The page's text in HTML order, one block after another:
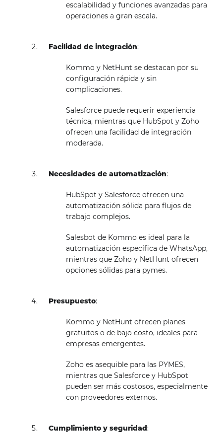
escalabilidad y funciones avanzadas para
operaciones a gran escala.
Facilidad de integración:
Kommo y NetHunt se destacan por su
configuración rápida y sin
complicaciones.
Salesforce puede requerir experiencia
técnica, mientras que HubSpot y Zoho
ofrecen una facilidad de integración
moderada.
Necesidades de automatización:
HubSpot y Salesforce ofrecen una
automatización sólida para flujos de
trabajo complejos.
Salesbot de Kommo es ideal para la
automatización específica de WhatsApp,
mientras que Zoho y NetHunt ofrecen
opciones sólidas para pymes.
Presupuesto:
Kommo y NetHunt ofrecen planes
gratuitos o de bajo costo, ideales para
empresas emergentes.
Zoho es asequible para las PYMES,
mientras que Salesforce y HubSpot
pueden ser más costosos, especialmente
con proveedores externos.
Cumplimiento y seguridad: